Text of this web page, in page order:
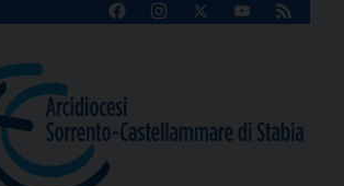
FacebookInstagram
X
YouTube
Feed